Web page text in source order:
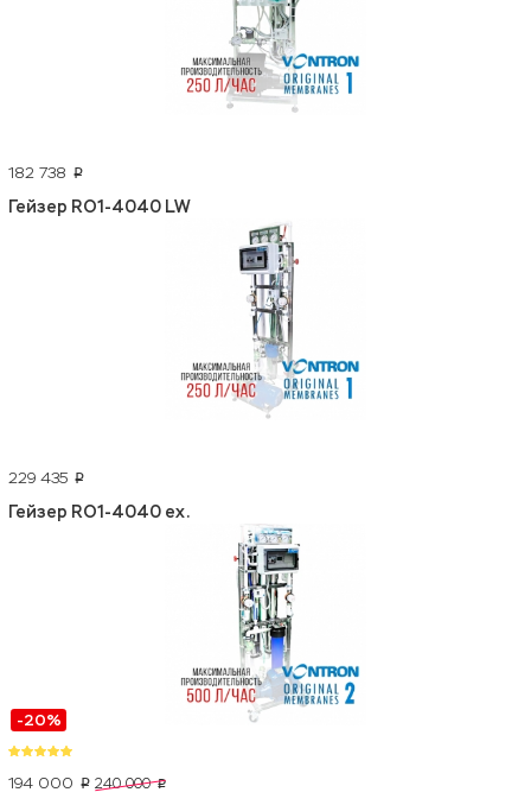
182 738 p
Гейзер RO1-4040 LW
229 435 p
Гейзер RO1-4040 ex.
-20%
194 000 p 240 000 p